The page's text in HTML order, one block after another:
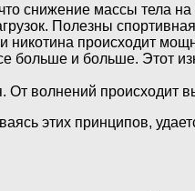
снижение массы тела
Полезны
никотина происходит
и больше. Этот
От волнений
этих принципов,